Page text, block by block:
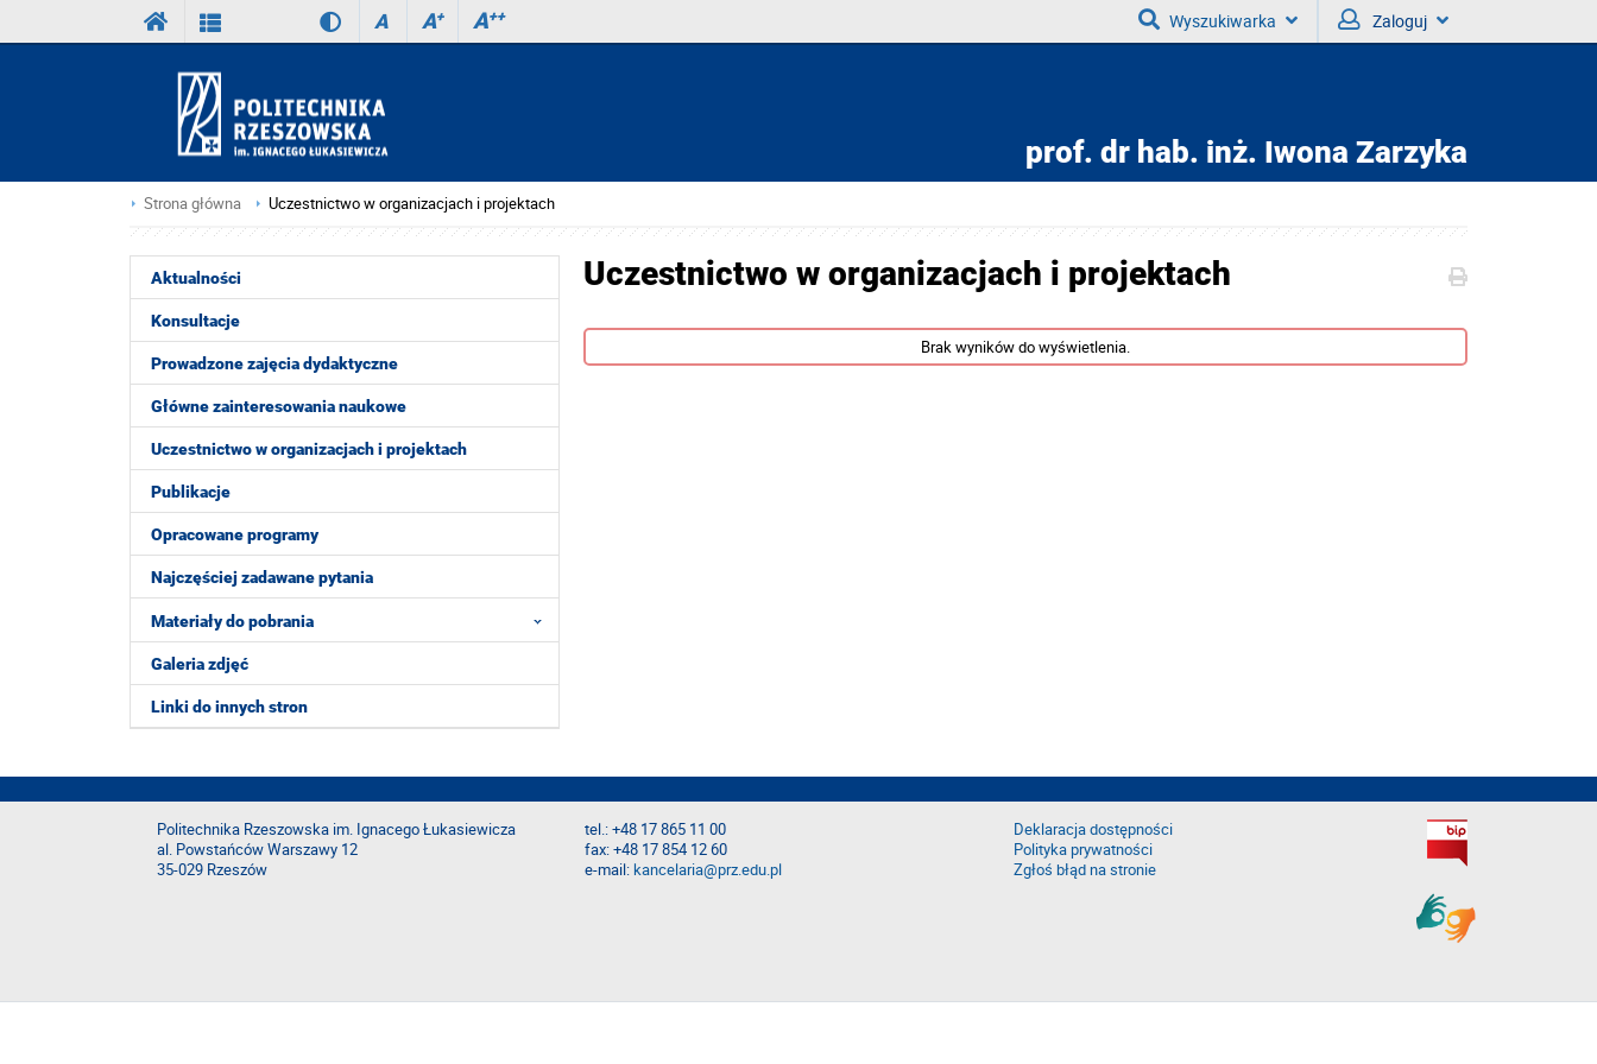
A A+ A++ Wyszukiwarka Zaloguj
prof. dr hab. inż. Iwona Zarzyka
Strona główna Uczestnictwo w organizacjach i projektach
Aktualności
Konsultacje
Prowadzone zajęcia dydaktyczne
Główne zainteresowania naukowe
Uczestnictwo w organizacjach i projektach
Publikacje
Opracowane programy
Najczęściej zadawane pytania
Materiały do pobrania
Galeria zdjęć
Linki do innych stron
Uczestnictwo w organizacjach i projektach
Brak wyników do wyświetlenia.
Politechnika Rzeszowska im. Ignacego Łukasiewicza
al. Powstańców Warszawy 12
35-029 Rzeszów
tel.: +48 17 865 11 00
fax: +48 17 854 12 60
e-mail:kancelaria@prz.edu.pl
Deklaracja dostępności
Polityka prywatności
Zgłoś błąd na stronie